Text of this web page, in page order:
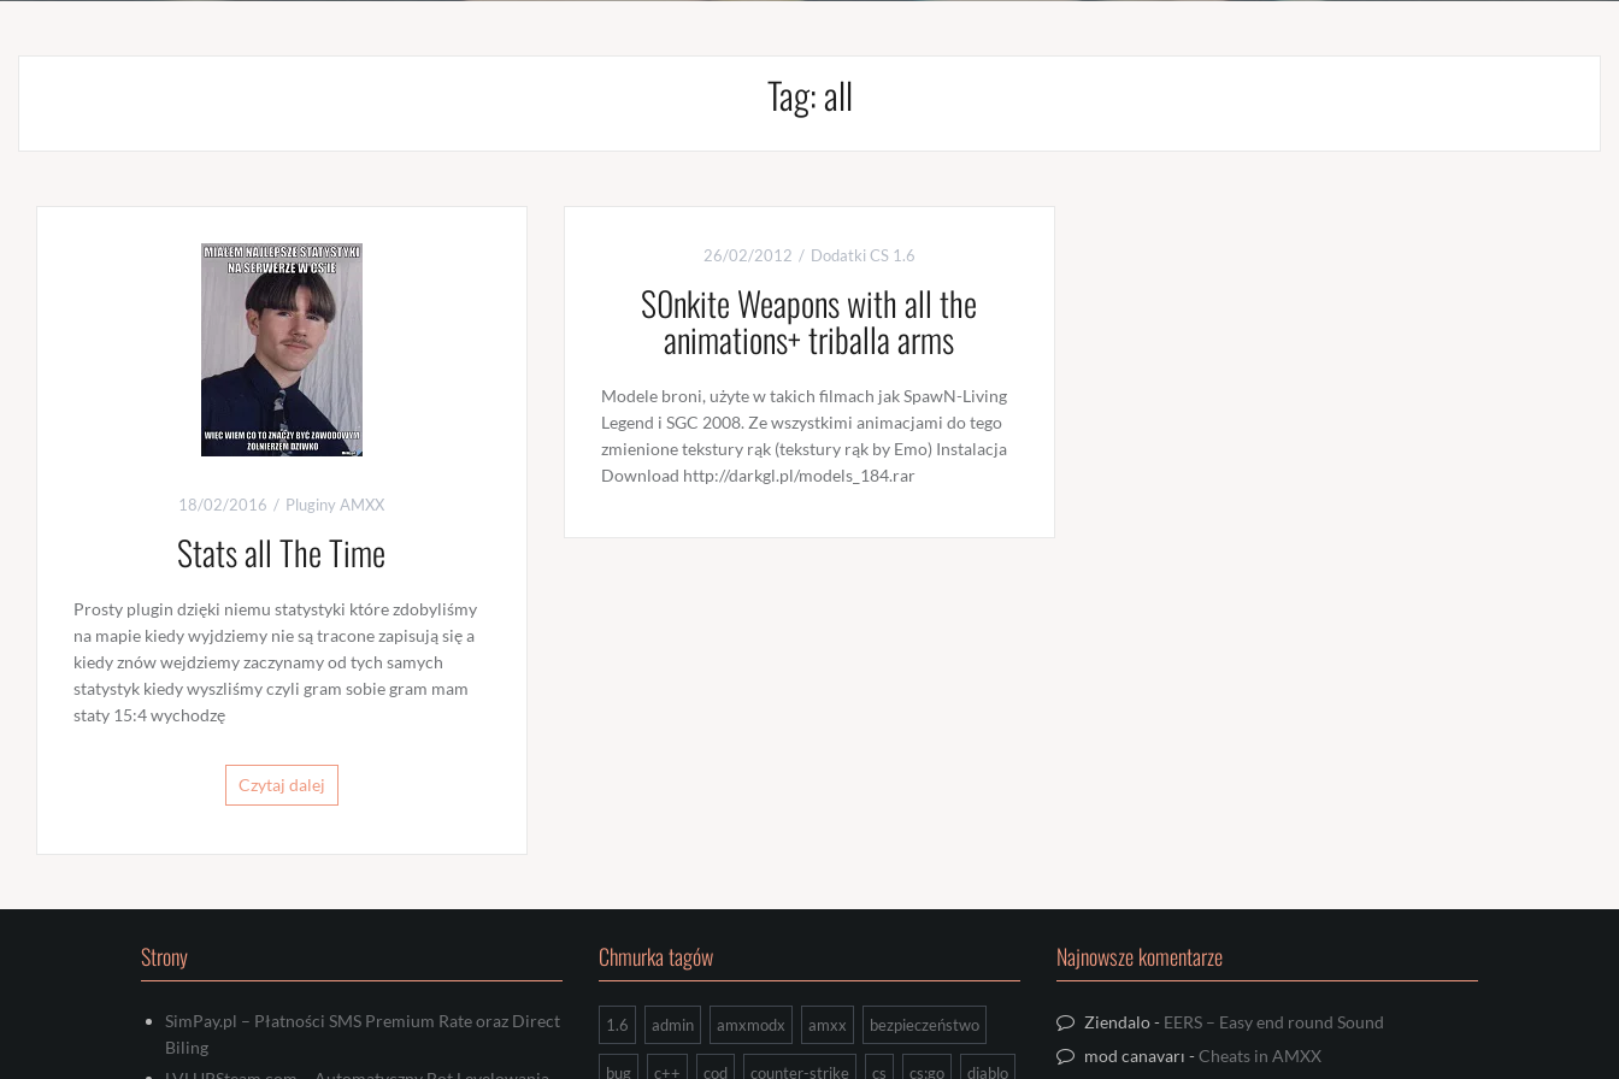
Tag:all
18/02/2016 Pluginy AMXX
Stats all The Time
Prosty plugin dzięki niemu statystyki które zdobyliśmy
na mapie kiedy wyjdziemy nie są tracone zapisują się a
kiedy znów wejdziemy zaczynamy od tych samych
statystyk kiedy wyszliśmy czyli gram sobie gram mam
staty 15:4 wychodzę
Czytaj dalej
26/02/2012 Dodatki CS 1.6
S0nkite Weapons with all the
animations+ triballa arms
Modele broni, użyte w takich filmach jak SpawN-Living
Legend i SGC 2008. Ze wszystkimi animacjami do tego
zmienione tekstury rąk (tekstury rąk by Emo) Instalacja
Download http://darkgl.pl/models_184.rar
Strony
SimPay.pl – Płatności SMS Premium Rate oraz Direct
Biling
Chmurka tagów
1.6 admin amxmodx amxx bezpieczeństwo
bug c++ cod counter-strike cs cs:go diablo
Najnowsze komentarze
Ziendalo- EERS – Easy end round Sound
mod canavarı -Cheats in AMXX